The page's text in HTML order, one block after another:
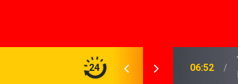
24
Gerekenler: Telegram Gruplarında Daha
04:43